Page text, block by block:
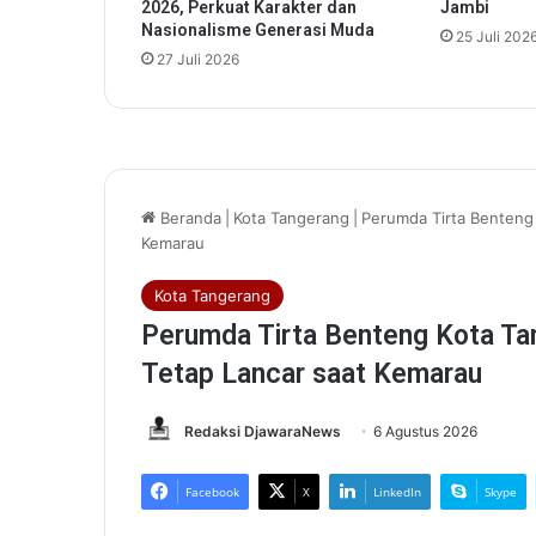
a
D
I
a
n
e
n
,
H
a
2026, Perkuat Karakter dan
Nasionalisme Generasi Muda
27 Juli 2026
Jambi
25 Juli